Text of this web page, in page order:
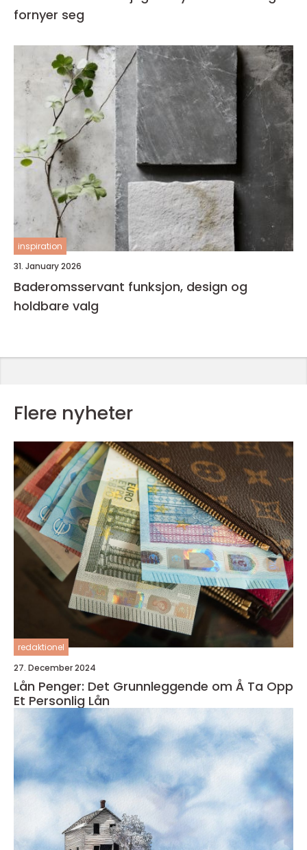
fornyer seg
inspiration
31. January 2026
Baderomsservant funksjon, design og
holdbare valg
Flere nyheter
redaktionel
27. December 2024
Lån Penger: Det Grunnleggende om Å Ta Opp
Et Personlig Lån